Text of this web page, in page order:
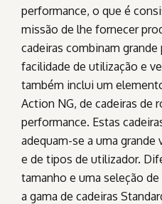
performance, o que é
missão de lhe fornecer
cadeiras combinam
facilidade de utilização e
também inclui um
Action NG, de cadeiras de
performance. Estas
adequam-se a uma grande
e de tipos de utilizador.
tamanho e uma seleção
a gama de cadeiras